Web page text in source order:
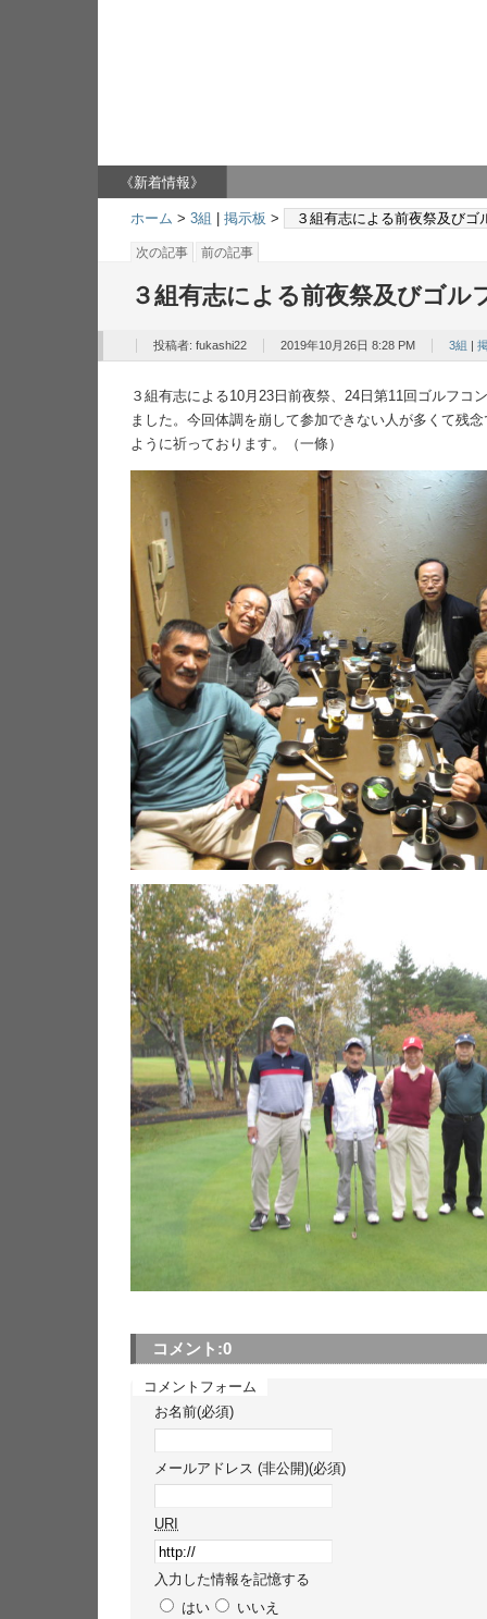
《新着情報》
ホーム > 3組 掲示板 > ３組有志による前夜祭及びゴ
次の記事 前の記事
３組有志による前夜祭及びゴル
投稿者: fukashi22 2019年10月26日 8:28 PM 3組
３組有志による10月23日前夜祭、24日第11回ゴルフコ
ました。今回体調を崩して参加できない人が多くて残
ように祈っております。（一條）
コメント:0
コメントフォーム
お名前(必須)
メールアドレス (非公開)(必須)
URI
入力した情報を記憶する
はい
いいえ